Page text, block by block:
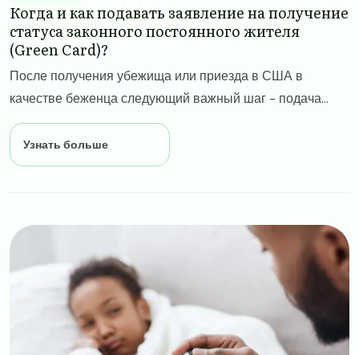
​​Когда и как подавать заявление на получение
статуса законного постоянного жителя
(Green Card)?​
После получения убежища или приезда в США в
качестве беженца следующий важный шаг - подача...
Узнать больше
Image